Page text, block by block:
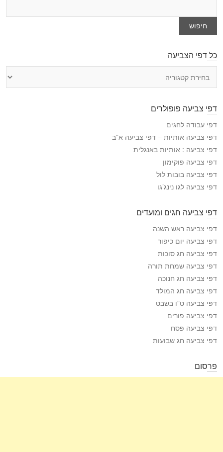
חיפוש
כל דפי הצביעה
י
ה
צ
י
ע
ה
דפי צביעה פופולרים
דפי עבודה לחגים
דפי צביעה אותיות – דפי צביעה א”ב
דפי צביעה : אותיות באנגלית
דפי צביעה פוקימון
דפי צביעה בובות לול
דפי צביעה לגו נינג’גו
דפי צביעה חגים ומועדים
דפי צביעה ראש השנה
דפי צביעה יום כיפור
דפי צביעה חג סוכות
דפי צביעה שמחת תורה
דפי צביעה חג חנוכה
דפי צביעה חג המולד
דפי צביעה ט”ו בשבט
דפי צביעה פורים
דפי צביעה פסח
דפי צביעה חג שבועות
פרסום